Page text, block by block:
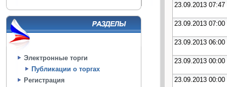
Электронные торги
Публикации о торгах
Регистрация
23.09.2013 07:47
23.09.2013 07:00
23.09.2013 06:00
23.09.2013 00:00
23.09.2013 00:00